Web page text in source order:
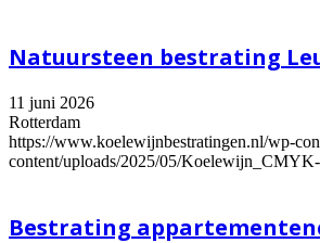
Natuursteen bestrating
11 juni 2026
Rotterdam
https://www.koelewijnbestratingen.nl/wp-
content/uploads/2025/05/
Bestrating